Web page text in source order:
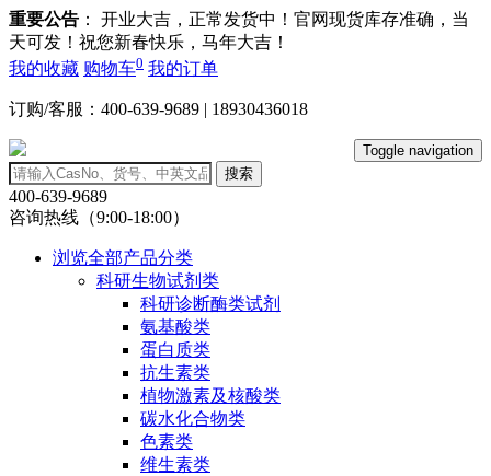
重要公告 ： 开业大吉，正常发货中！官网现货库存准确，当
天可发！祝您新春快乐，马年大吉！
我的收藏 购物车0 我的订单
订购/客服：400-639-9689 | 18930436018
Toggle navigation
搜索
400-639-9689
咨询热线（9:00-18:00）
浏览全部产品分类
科研生物试剂类
科研诊断酶类试剂
氨基酸类
蛋白质类
抗生素类
植物激素及核酸类
碳水化合物类
色素类
维生素类